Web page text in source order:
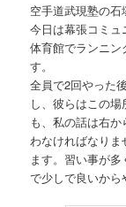
空手道武現塾の石
今日は幕張コミュ
体育館でランニン
す。
全員で2回やった
し、彼らはこの
も、私の話は右
わなければなり
ます。習い事が
で少しで良いから